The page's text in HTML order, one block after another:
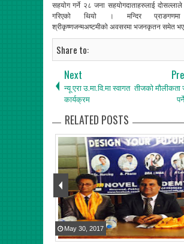
सहयोग गर्ने २८ जना सहयोगदाताहरुलाई
गरिएको थियो । मन्दिर
श्रीकृष्णजन्मअष्टमीको अवसरमा भजनकृतन समेत
Share to:
Next
न्यू एरा उ.मा.वि.मा स्वागत
कार्यक्रम
तीजको मौलीकता
RELATED POSTS
May 30 2017